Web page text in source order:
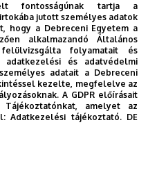
Department's
Faculty of Engineering |
and Enterprises
fontosságúnak tartja a
jutott személyes adatok
hogy a Debreceni Egyetem a
alkalmazandó Általános
folyamatait és
és adatvédelmi
adatait a Debreceni
kezelte, megfelelve az
A GDPR előírásait
amelyet az
Adatkezelési tájékoztató. DE